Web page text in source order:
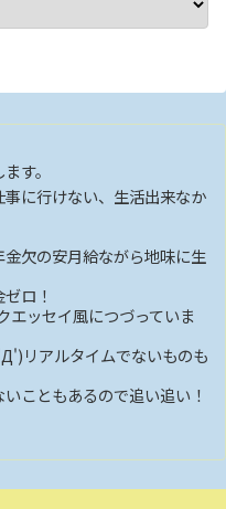
す。
に行けない、生活出来なか
欠の安月給ながら地味に生
ロ！
エッセイ風につづっていま
リアルタイムでないものも
こともあるので追い追い！